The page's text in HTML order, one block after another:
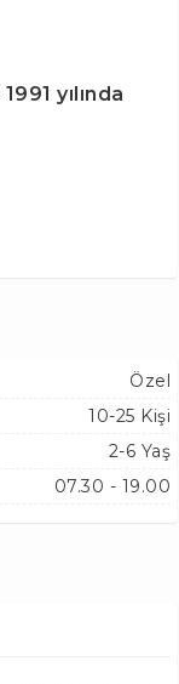
1991 yılında
Özel
10-25 Kişi
2-6 Yaş
07.30 - 19.00